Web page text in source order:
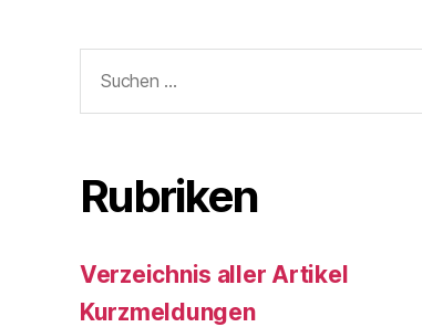
nach:
Rubriken
Verzeichnis aller Artikel
Kurzmeldungen